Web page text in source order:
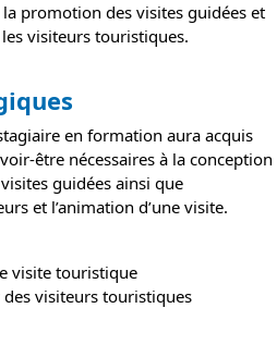
promotion des visites guidées et
visiteurs touristiques.
en formation aura acquis
être nécessaires à la conception
guidées ainsi que
et l’animation d’une visite.
visite touristique
visiteurs touristiques